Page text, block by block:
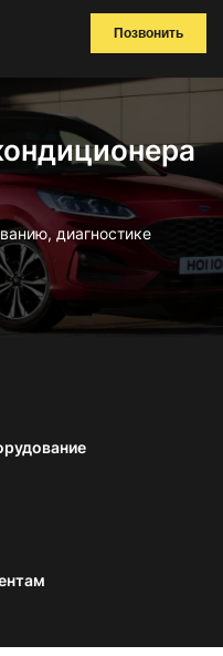
Позвонить
диагностике